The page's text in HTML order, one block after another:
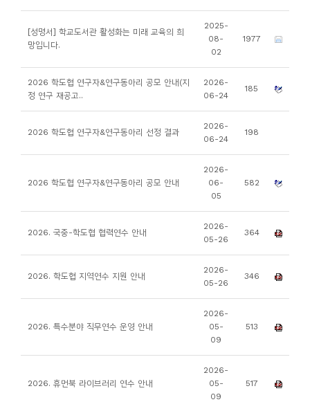
[성명서] 학교도서관 활성화는 미래 교육의 희
망입니다.
2025-
08-
02
1977
2026 학도협 연구자&연구동아리 공모 안내(지
정 연구 재공고..
2026-
06-24
185
2026 학도협 연구자&연구동아리 선정 결과
2026-
06-24
198
2026 학도협 연구자&연구동아리 공모 안내
2026-
06-
05
582
2026. 국중-학도협 협력연수 안내
2026-
05-26
364
2026. 학도협 지역연수 지원 안내
2026-
05-26
346
2026. 특수분야 직무연수 운영 안내
2026-
05-
09
513
2026. 휴먼북 라이브러리 연수 안내
2026-
05-
09
517
자
소